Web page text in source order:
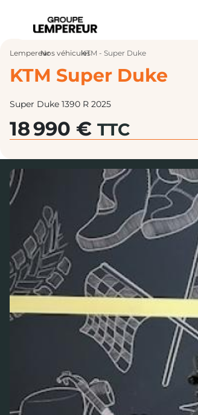
Lempereur
›
Nos véhicules
›
KTM - Super Duke
KTM Super Duke
Super Duke 1390 R 2025
18 990 € TTC